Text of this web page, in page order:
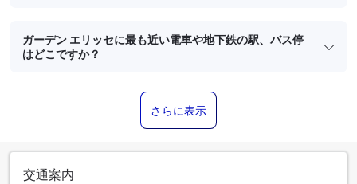
ガーデン エリッセに最も近い電車や地下鉄の駅、バス停
はどこですか？
さらに表示
交通案内